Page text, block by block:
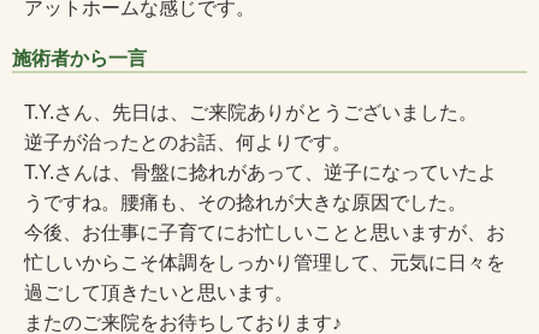
アットホームな感じです。
施術者から一言
T.Y.さん、先日は、ご来院ありがとうございました。
逆子が治ったとのお話、何よりです。
T.Y.さんは、骨盤に捻れがあって、逆子になっていたよ
うですね。腰痛も、その捻れが大きな原因でした。
今後、お仕事に子育てにお忙しいことと思いますが、お
忙しいからこそ体調をしっかり管理して、元気に日々を
過ごして頂きたいと思います。
またのご来院をお待ちしております♪